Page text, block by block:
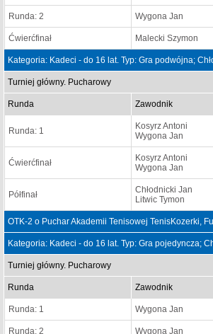
Runda: 2 Wygona Jan
Ćwierćfinał Malecki Szymon
Kategoria: Kadeci - do 16 lat. Typ: Gra podwójna;
Turniej główny. Pucharowy
Runda Zawodnik
Runda: 1
Kosyrz Antoni
Wygona Jan
Ćwierćfinał
Kosyrz Antoni
Wygona Jan
Półfinał
Chłodnicki Jan
Litwic Tymon
OTK-2 o Puchar Akademii Tenisowej TenisKozerki,
Kategoria: Kadeci - do 16 lat. Typ: Gra pojedyncza;
Turniej główny. Pucharowy
Runda Zawodnik
Runda: 1 Wygona Jan
Runda: 2 Wygona Jan